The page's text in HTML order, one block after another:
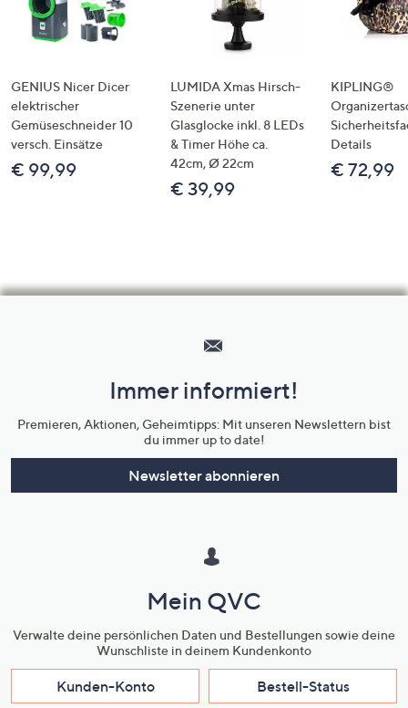
GENIUS Nicer Dicer
elektrischer
Gemüseschneider 10
versch. Einsätze
€ 99,99
LUMIDA Xmas Hirsch-
Szenerie unter
Glasglocke inkl. 8 LEDs
& Timer Höhe ca.
42cm, Ø 22cm
€ 39,99
KIPLING®
Details
€ 72,99
Unternehmensinformationen
Immer informiert!
Premieren, Aktionen, Geheimtipps: Mit unseren Newslettern bist
du immer up to date!
Newsletter abonnieren
Mein QVC
Verwalte deine persönlichen Daten und Bestellungen sowie deine
Wunschliste in deinem Kundenkonto
Kunden-Konto Bestell-Status